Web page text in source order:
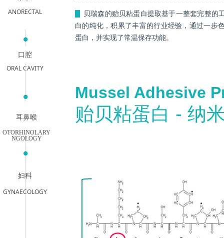
口腔
넸
넸
ANORECTAL
넸
耳鼻喉
OTORHINOLARY
NGOLOGY
ꄶ
贝瑞森的贻贝粘蛋白提取基于一整套完整的
白的纯化，积累了丰富的行业经验，通过一步
蛋白，并实现了常温保存功能。
Mussel Adhesive
贻贝粘蛋白 - 纳
ORAL CAVITY
妇科
GYNAECOLOGY